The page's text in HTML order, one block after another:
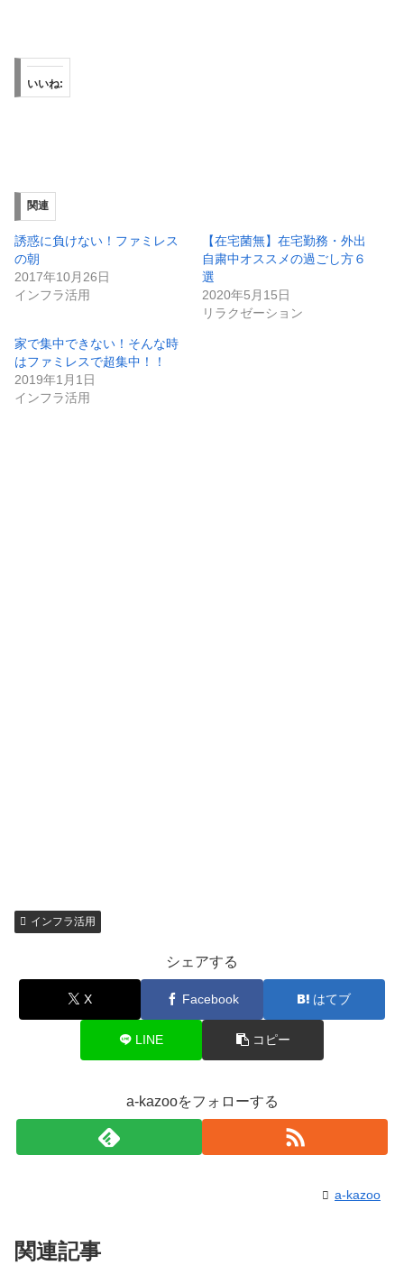
いいね:
関連
誘惑に負けない！ファミレス
の朝
2017年10月26日
インフラ活用
【在宅菌無】在宅勤務・外出
自粛中オススメの過ごし方６
選
2020年5月15日
リラクゼーション
家で集中できない！そんな時
はファミレスで超集中！！
2019年1月1日
インフラ活用
インフラ活用
シェアする
X Facebook はてブ
LINE コピー
a-kazooをフォローする
a-kazoo
関連記事